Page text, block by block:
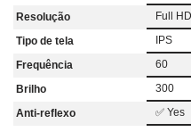
Resolução
Full
Tipo de tela
IPS
Frequência
60
Brilho
300
Anti-reflexo
✅ Yes